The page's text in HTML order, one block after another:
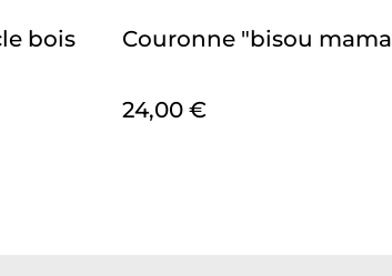
bois Couronne "bisou
24,00 €